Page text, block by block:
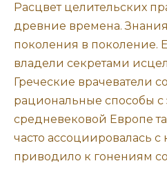
Расцвет целительских
древние времена.
поколения в поколение.
владели секретами
Греческие врачеватели
рациональные способы
средневековой Европе
часто ассоциировалась с
приводило к гонениям